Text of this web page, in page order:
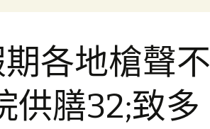
各地槍聲不
供膳32;致多